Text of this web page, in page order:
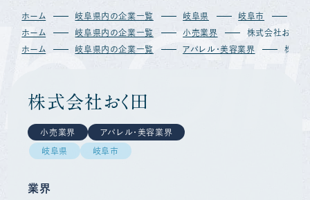
ホーム 岐阜県内の企業一覧 岐阜県 岐阜市
ホーム
岐阜県内の企業一覧 小売業界
株式会社おく田
ホーム
岐阜県内の企業一覧 アパレル・美容業界 株式
株式会社おく田
小売業界 アパレル・美容業界
岐阜県 岐阜市
業界